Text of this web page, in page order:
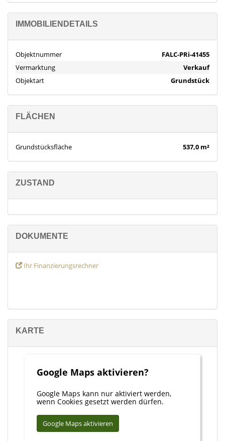
IMMOBILIENDETAILS
Objektnummer
FALC-PRi-41455
Vermarktung
Verkauf
Objektart
Grundstück
FLÄCHEN
Grundstücksfläche 537,0 m²
ZUSTAND
DOKUMENTE
Ihr Finanzierungsrechner
KARTE
Google Maps aktivieren?
Google Maps kann nur aktiviert werden,
wenn Cookies gesetzt werden dürfen.
Google Maps aktivieren